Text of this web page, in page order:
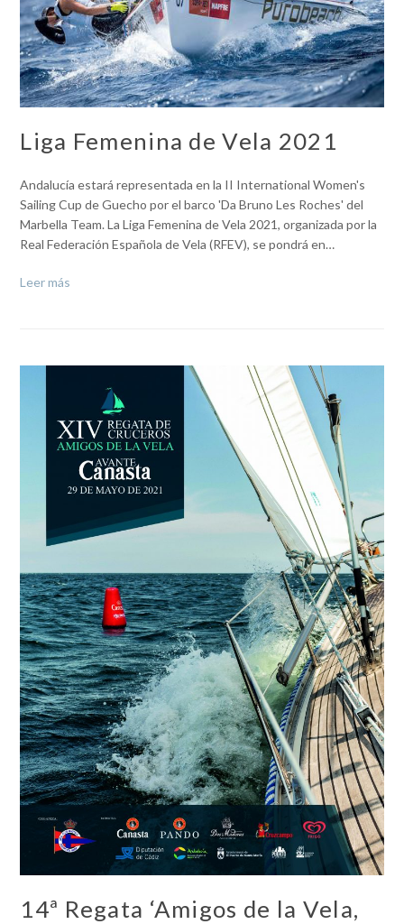
Liga Femenina de Vela 2021
Andalucía estará representada en la II International Women's
Sailing Cup de Guecho por el barco 'Da Bruno Les Roches' del
Marbella Team. La Liga Femenina de Vela 2021, organizada por la
Real Federación Española de Vela (RFEV), se pondrá en…
Leer más
14ª Regata ‘Amigos de la Vela,